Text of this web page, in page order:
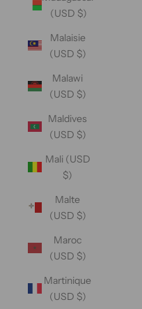
(USD $)
Malaisie
(USD $)
Malawi
(USD $)
Maldives
(USD $)
Mali (USD
$)
Malte
(USD $)
Maroc
(USD $)
Martinique
(USD $)